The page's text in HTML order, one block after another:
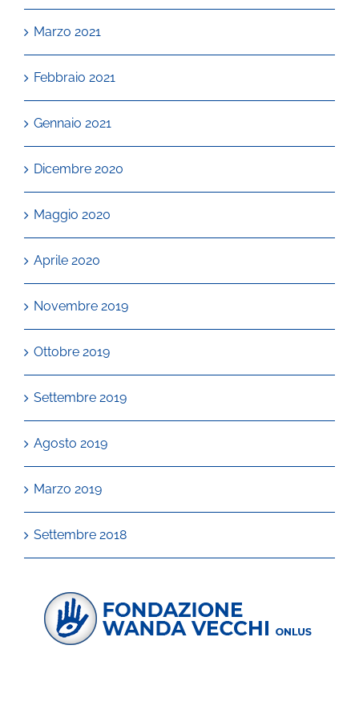
Marzo 2021
Febbraio 2021
Gennaio 2021
Dicembre 2020
Maggio 2020
Aprile 2020
Novembre 2019
Ottobre 2019
Settembre 2019
Agosto 2019
Marzo 2019
Settembre 2018